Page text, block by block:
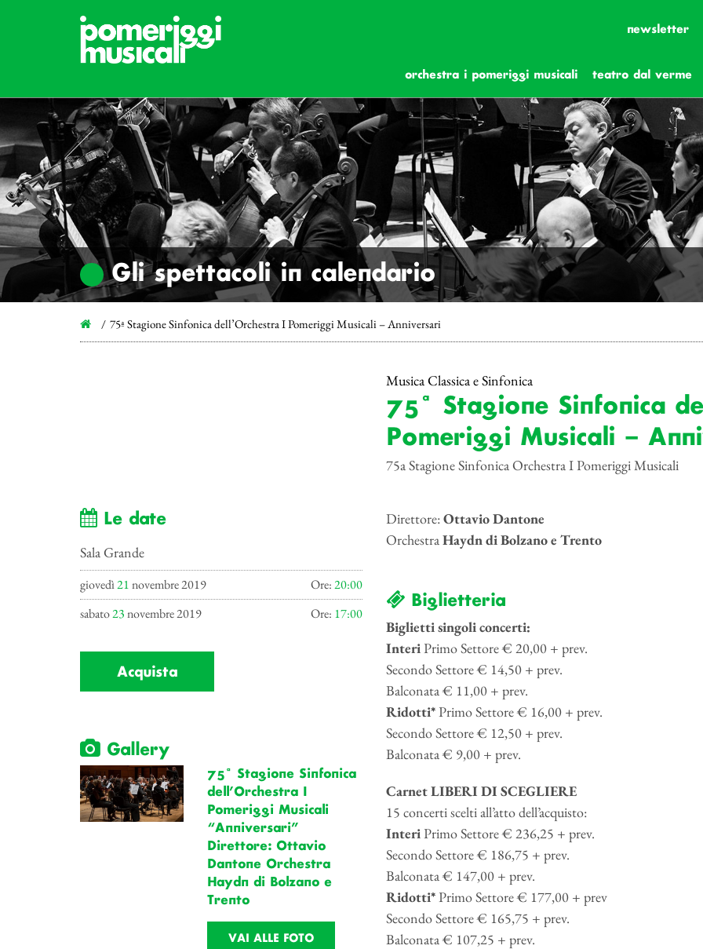
newsletter
orchestra i pomeriggi musicali teatro dal verme
Gli spettacoli in calendario
75ª Stagione Sinfonica dell’Orchestra I Pomeriggi Musicali – Anniversari
Le date
Sala Grande
giovedì21novembre 2019 Ore:20:00
sabato23novembre 2019 Ore: 17:00
Acquista
Gallery
75ª Stagione Sinfonica
dell’Orchestra I
Pomeriggi Musicali
“Anniversari”
Direttore: Ottavio
Dantone Orchestra
Haydn di Bolzano e
Trento
VAI ALLE FOTO
Musica Classica e Sinfonica
75ª Stagione Sinfonica
Pomeriggi Musicali –
75a Stagione Sinfonica Orchestra I Pomeriggi Musicali
Direttore:Ottavio Dantone
OrchestraHaydn di Bolzano e Trento
Biglietteria
Biglietti singoli concerti:
InteriPrimo Settore € 20,00 + prev.
Secondo Settore € 14,50 + prev.
Balconata € 11,00 + prev.
Ridotti*Primo Settore € 16,00 + prev.
Secondo Settore € 12,50 + prev.
Balconata € 9,00 + prev.
Carnet LIBERI DI SCEGLIERE
15 concerti scelti all’atto dell’acquisto:
InteriPrimo Settore € 236,25 + prev.
Secondo Settore € 186,75 + prev.
Balconata € 147,00 + prev.
Ridotti*Primo Settore € 177,00 + prev
Secondo Settore € 165,75 + prev.
Balconata € 107,25 + prev.